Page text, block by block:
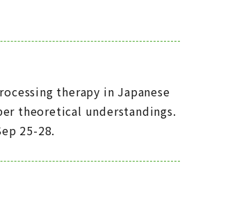
therapy in Japanese
theoretical understandings.
25-28.